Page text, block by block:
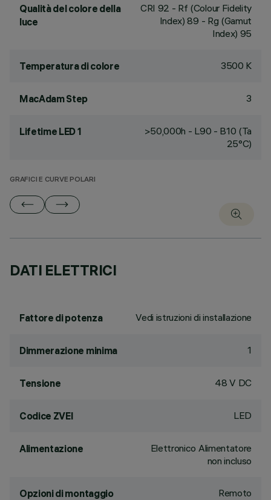
Qualità del colore della
luce
CRI 92 - Rf (Colour Fidelity
Index) 89 - Rg (Gamut
Index) 95
Temperatura di colore 3500 K
MacAdam Step 3
Lifetime LED 1
>50,000h - L90 - B10 (Ta
25°C)
GRAFICI E CURVE POLARI
DATI ELETTRICI
Fattore di potenza Vedi istruzioni di installazione
Dimmerazione minima 1
Tensione 48 V DC
Codice ZVEI LED
Alimentazione
Elettronico Alimentatore
non incluso
Opzioni di montaggio Remoto